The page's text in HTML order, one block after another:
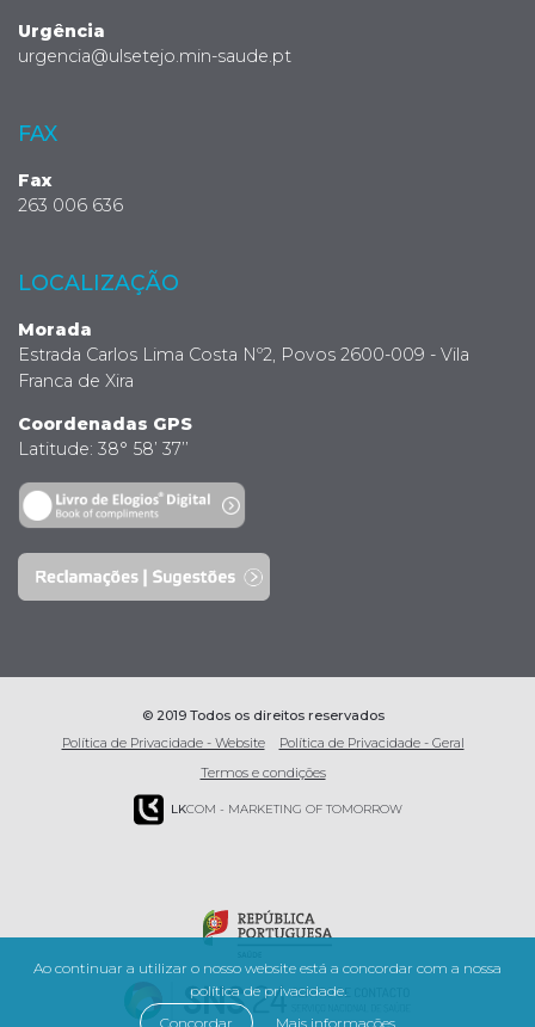
Ao continuar a utilizar o nosso website está a concordar com a nossa
política de privacidade.
Concordar
Mais informações
Urgência
urgencia@ulsetejo.min-saude.pt
FAX
Fax
263 006 636
LOCALIZAÇÃO
Morada
Estrada Carlos Lima Costa Nº2, Povos 2600-009 - Vila
Franca de Xira
Coordenadas GPS
Latitude: 38° 58’ 37’’
© 2019 Todos os direitos reservados
Política de Privacidade - Website
Política de Privacidade - Geral
Termos e condições
LKCOM - MARKETING OF TOMORROW